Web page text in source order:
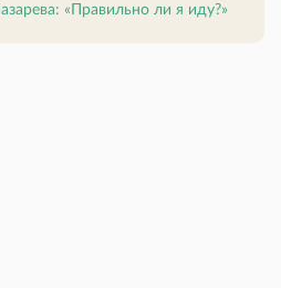
«Правильно ли я иду?»